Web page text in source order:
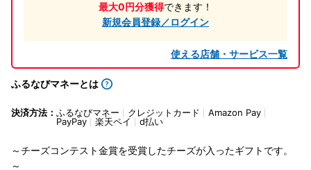
最大0円分獲得できます！
新規会員登録／ログイン
使える店舗・サービス一覧
ふるなびマネーとは
決済方法： ふるなびマネー クレジットカード
Amazon Pay
PayPay
楽天ペイ d払い
～チーズコンテスト金賞を受賞したチーズが入ったギフトです。
～